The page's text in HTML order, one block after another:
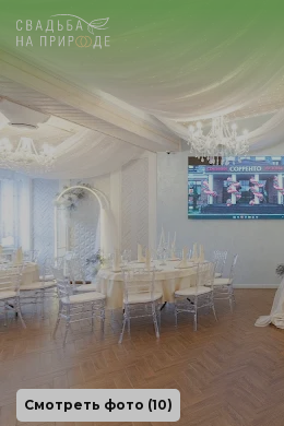
Москва
Банкет
Свадьба
День рождения
Выпускной
Корпоратив
Смотреть фото (10)